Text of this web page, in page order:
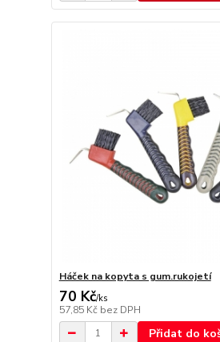
Háček na kopyta s gum.rukojetí
70 Kč/ks
57,85 Kč bez DPH
Přidat do